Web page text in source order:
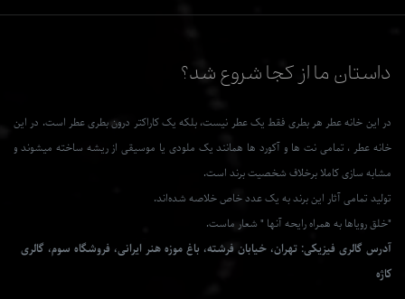
داستان ما از کجا شروع شد؟
در این خانه عطر هر بطری فقط یک عطر نیست، بلکه یک کاراکتر درون بطری عطر است. در این
خانه عطر ، تمامی نت ها و آکورد ها همانند یک ملودی یا موسیقی از ریشه ساخته میشوند و
مشابه سازی کاملا برخلاف شخصیت برند است.
تولید تمامی آثار این برند به یک عدد خاص خلاصه شده‌اند.
"خلق رویاها به همراه رایحه آنها " شعار ماست.
آدرس گالری فیزیکی: تهران، خیابان فرشته، باغ موزه هنر ایرانی، فروشگاه سوم، گالری
کاژه